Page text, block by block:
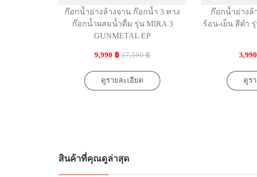
ก๊อกน้ำอ่างล้างจาน ก๊อกน้ำ 3 ทาง
ก๊อกน้ำผสมน้ำดื่ม รุ่น MIRA 3
GUNMETAL EP
9,990 ฿ 17,590 ฿
ดูรายละเอียด
ก๊อกน้ำอ่างล้
ร้อน-เย็น สีดำ
ดูร
สินค้าที่คุณดูล่าสุด